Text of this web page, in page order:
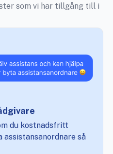
som vi har tillgång till i
du kostnadsfritt
assistansanordnare så